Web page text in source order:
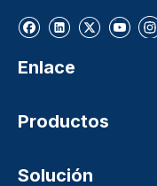
Enlace
Productos
Solución